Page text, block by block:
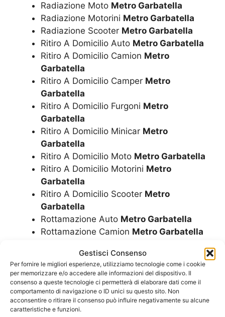
Gestisci Consenso
Per fornire le migliori esperienze, utilizziamo tecnologie come i cookie
per memorizzare e/o accedere alle informazioni del dispositivo. Il
consenso a queste tecnologie ci permetterà di elaborare dati come il
comportamento di navigazione o ID unici su questo sito. Non
acconsentire o ritirare il consenso può influire negativamente su alcune
caratteristiche e funzioni.
Radiazione Moto Metro Garbatella
Radiazione Motorini Metro Garbatella
Radiazione Scooter Metro Garbatella
Ritiro A Domicilio Auto Metro Garbatella
Ritiro A Domicilio Camion Metro
Garbatella
Ritiro A Domicilio Camper Metro
Garbatella
Ritiro A Domicilio Furgoni Metro
Garbatella
Ritiro A Domicilio Minicar Metro
Garbatella
Ritiro A Domicilio Moto Metro Garbatella
Ritiro A Domicilio Motorini Metro
Garbatella
Ritiro A Domicilio Scooter Metro
Garbatella
Rottamazione Auto Metro Garbatella
Rottamazione Camion Metro Garbatella
Rottamazione FurgoniMetro Garbatella
Rottamazione Gratis AutoMetro
Garbatella
Rottamazione Gratis CamionMetro
Garbatella